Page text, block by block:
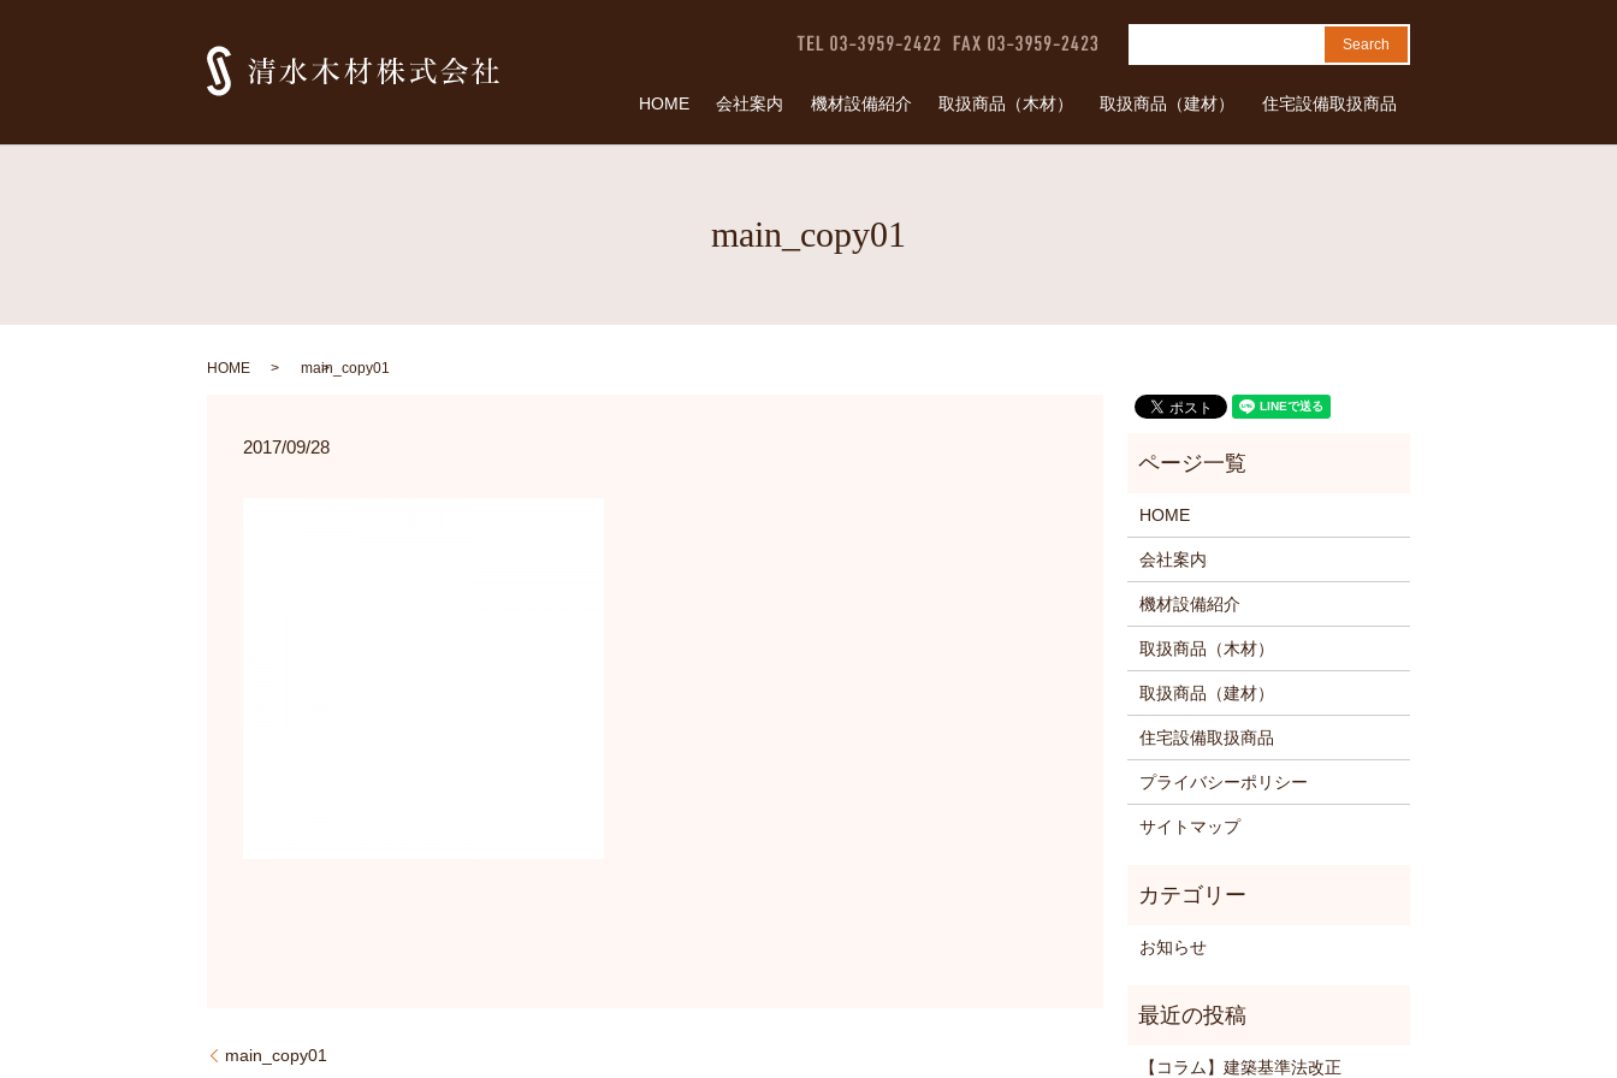
HOME 会社案内 機材設備紹介 取扱商品（木材） 取扱商品（建材） 住宅設備取扱商品
main_copy01
HOME main_copy01
2017/09/28
main_copy01
HOME
会社案内
機材設備紹介
取扱商品（木材）
取扱商品（建材）
住宅設備取扱商品
プライバシーポリシー
サイトマップ
お知らせ
【コラム】建築基準法改正